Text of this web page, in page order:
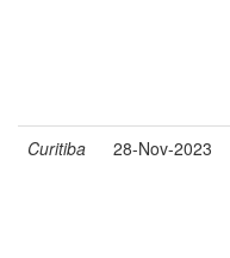
Curitiba 28-Nov-2023